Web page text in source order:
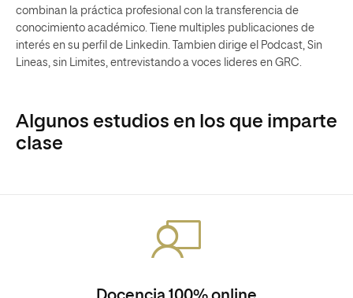
combinan la práctica profesional con la transferencia de
conocimiento académico. Tiene multiples publicaciones de
interés en su perfil de Linkedin. Tambien dirige el Podcast, Sin
Lineas, sin Limites, entrevistando a voces lideres en GRC.
Algunos estudios en los que imparte
clase